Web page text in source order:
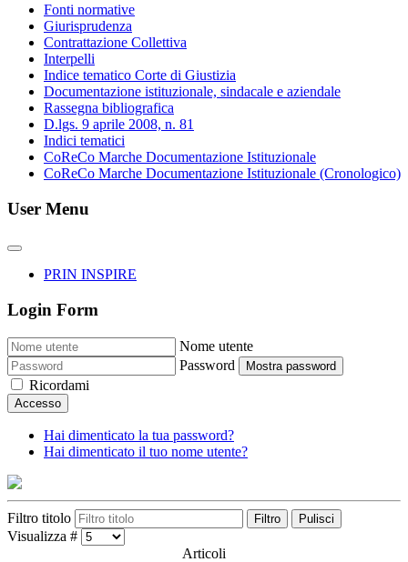
Fonti normative
Giurisprudenza
Contrattazione Collettiva
Interpelli
Indice tematico Corte di Giustizia
Documentazione istituzionale, sindacale e aziendale
Rassegna bibliografica
D.lgs. 9 aprile 2008, n. 81
Indici tematici
CoReCo Marche Documentazione Istituzionale
CoReCo Marche Documentazione Istituzionale (Cronologico)
User Menu
PRIN INSPIRE
Login Form
Nome utente
Password
Mostra password
Ricordami
Accesso
Hai dimenticato la tua password?
Hai dimenticato il tuo nome utente?
Filtro titolo Filtro Pulisci
Visualizza #
Articoli